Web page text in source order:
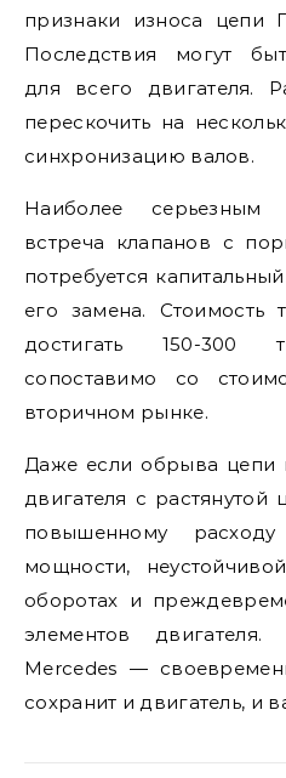
признаки износа цепи
Последствия могут
для всего двигателя.
перескочить на
синхронизацию валов.
Наиболее серьезным
встреча клапанов с
потребуется
его замена. Стоимость
достигать 150-300
сопоставимо со
вторичном рынке.
Даже если обрыва цепи
двигателя с
повышенному
мощности,
оборотах и
элементов
Mercedes —
сохранит и двигатель, и